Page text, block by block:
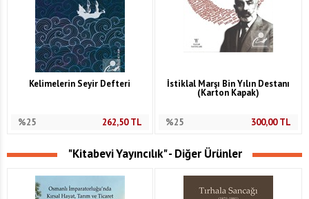
Kelimelerin Seyir Defteri
%25 262,50TL
İstiklal Marşı Bin Yılın Destanı
(Karton Kapak)
%25 300,00TL
"Kitabevi Yayıncılık" - Diğer Ürünler